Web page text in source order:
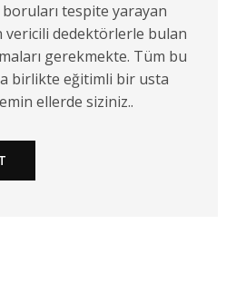
tespite yarayan
vericili dedektörlerle bulan
gerekmekte. Tüm bu
birlikte eğitimli bir usta
ellerde siziniz..